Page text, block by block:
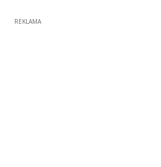
REKLAMA